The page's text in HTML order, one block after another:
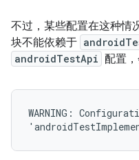
不过，某些配置在这种情
块不能依赖于
androidTestApi 配置
WARNING: